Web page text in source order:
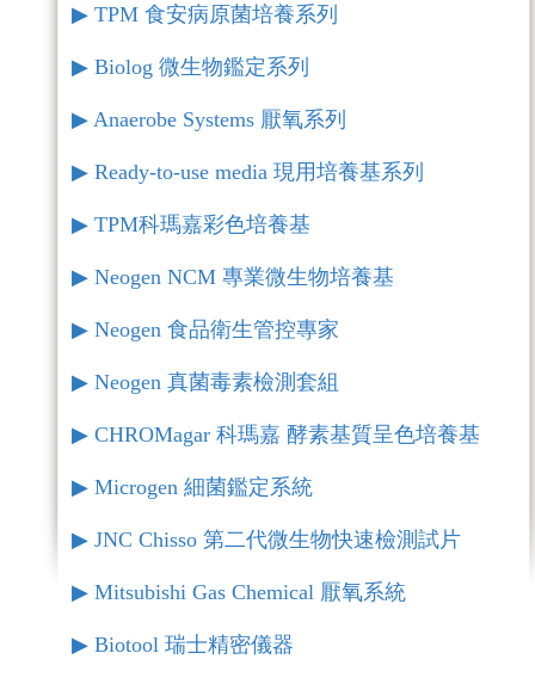
▶︎ TPM 食安病原菌培養系列
▶︎ Biolog 微生物鑑定系列
▶︎ Anaerobe Systems 厭氧系列
▶︎ Ready-to-use media 現用培養基系列
▶︎ TPM科瑪嘉彩色培養基
▶︎ Neogen NCM 專業微生物培養基
▶︎ Neogen 食品衛生管控專家
▶︎ Neogen 真菌毒素檢測套組
▶︎ CHROMagar 科瑪嘉 酵素基質呈色培養基
▶︎ Microgen 細菌鑑定系統
▶︎ JNC Chisso 第二代微生物快速檢測試片
▶︎ Mitsubishi Gas Chemical 厭氧系統
▶︎ Biotool 瑞士精密儀器